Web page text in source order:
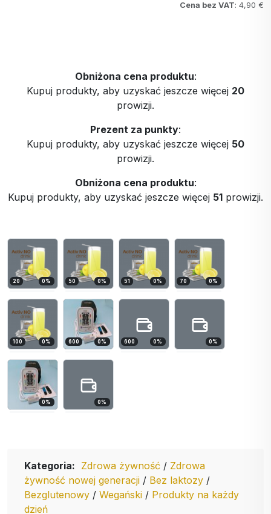
Cena bez VAT: 4,90 €
Obniżona cena produktu:
Kupuj produkty, aby uzyskać jeszcze więcej 20
prowizji.
Prezent za punkty:
Kupuj produkty, aby uzyskać jeszcze więcej 50
prowizji.
Obniżona cena produktu:
Kupuj produkty, aby uzyskać jeszcze więcej 51 prowizji.
20 0% 50 0% 51 0% 70 0%
100 0% 600 0% 600 0% 0%
0% 0%
Kategoria: Zdrowa żywność / Zdrowa
żywność nowej generacji / Bez laktozy /
Bezglutenowy / Wegański / Produkty na każdy
dzień